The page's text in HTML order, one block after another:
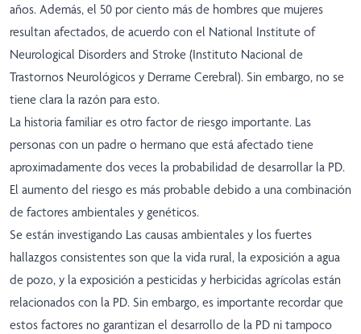
años. Además, el 50 por ciento más de hombres que mujeres
resultan afectados, de acuerdo con el National Institute of
Neurological Disorders and Stroke (Instituto Nacional de
Trastornos Neurológicos y Derrame Cerebral). Sin embargo, no se
tiene clara la razón para esto.
La historia familiar es otro factor de riesgo importante. Las
personas con un padre o hermano que está afectado tiene
aproximadamente dos veces la probabilidad de desarrollar la PD.
El aumento del riesgo es más probable debido a una combinación
de factores ambientales y genéticos.
Se están investigando Las causas ambientales y los fuertes
hallazgos consistentes son que la vida rural, la exposición a agua
de pozo, y la exposición a pesticidas y herbicidas agrícolas están
relacionados con la PD. Sin embargo, es importante recordar que
estos factores no garantizan el desarrollo de la PD ni tampoco